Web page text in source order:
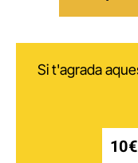
Si t'agrada
10€